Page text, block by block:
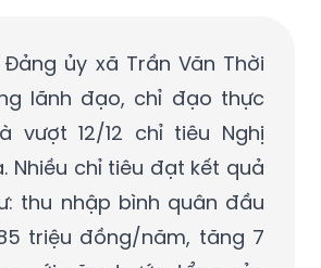
ủy xã Trần Văn Thời
lãnh đạo, chỉ đạo thực
vượt 12/12 chỉ tiêu Nghị
Nhiều chỉ tiêu đạt kết quả
thu nhập bình quân đầu
triệu đồng/năm, tăng 7